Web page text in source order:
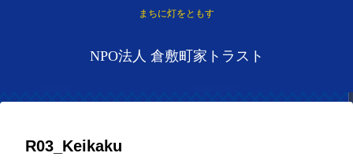
まちに灯をともす
NPO法人 倉敷町家トラスト
R03_Keikaku